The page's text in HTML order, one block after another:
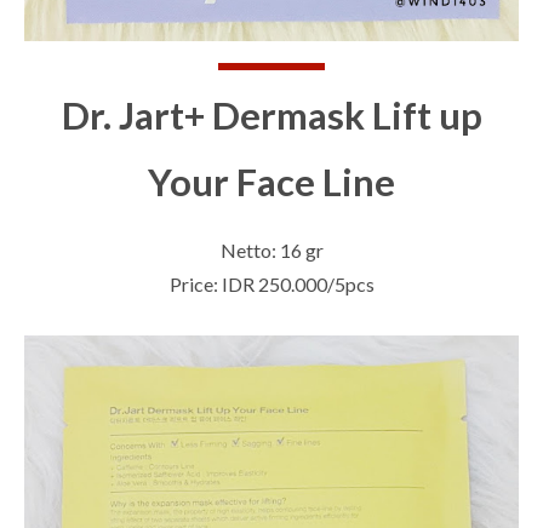
Dr. Jart+ Dermask Lift up
Your Face Line
Netto: 16 gr
Price: IDR 250.000/5pcs